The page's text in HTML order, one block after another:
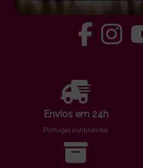
Envios em 24h
Portugal continental